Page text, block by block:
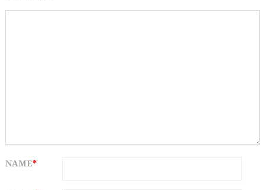
NAME*